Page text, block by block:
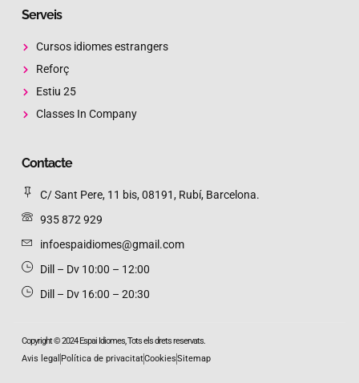
Serveis
Cursos idiomes estrangers
Reforç
Estiu 25
Classes In Company
Contacte
C/ Sant Pere, 11 bis, 08191, Rubí, Barcelona.
935 872 929
infoespaidiomes@gmail.com
Dill – Dv 10:00 – 12:00 ​
Dill – Dv 16:00 – 20:30 ​
Copyright © 2024 Espai Idiomes, Tots els drets reservats.
Avis legal Política de privacitatCookiesSitemap